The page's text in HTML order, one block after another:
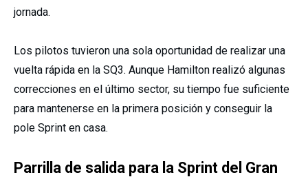
jornada.
Los pilotos tuvieron una sola oportunidad de realizar una
vuelta rápida en la SQ3. Aunque Hamilton realizó algunas
correcciones en el último sector, su tiempo fue suficiente
para mantenerse en la primera posición y conseguir la
pole Sprint en casa.
Parrilla de salida para la Sprint del Gran